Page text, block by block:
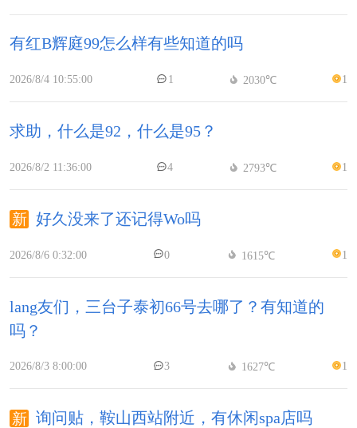
有红B辉庭99怎么样有些知道的吗
2026/8/4 10:55:00 1 2030℃ 1
求助，什么是92，什么是95？
2026/8/2 11:36:00 4 2793℃ 1
好久没来了还记得Wo吗
2026/8/6 0:32:00 0 1615℃ 1
lang友们，三台子泰初66号去哪了？有知道的
吗？
2026/8/3 8:00:00 3 1627℃ 1
询问贴，鞍山西站附近，有休闲spa店吗